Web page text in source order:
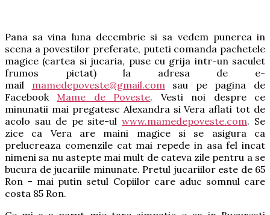
Pana sa vina luna decembrie si sa vedem punerea in
scena a povestilor preferate, puteti comanda pachetele
magice (cartea si jucaria, puse cu grija intr-un saculet
frumos pictat) la adresa de e-
mail mamedepoveste@gmail.com sau pe pagina de
Facebook Mame de Poveste. Vesti noi despre ce
minunatii mai pregatesc Alexandra si Vera aflati tot de
acolo sau de pe site-ulwww.mamedepoveste.com. Se
zice ca Vera are maini magice si se asigura ca
prelucreaza comenzile cat mai repede in asa fel incat
nimeni sa nu astepte mai mult de cateva zile pentru a se
bucura de jucariile minunate. Pretul jucariilor este de 65
Ron – mai putin setul Copiilor care aduc somnul care
costa 85 Ron.